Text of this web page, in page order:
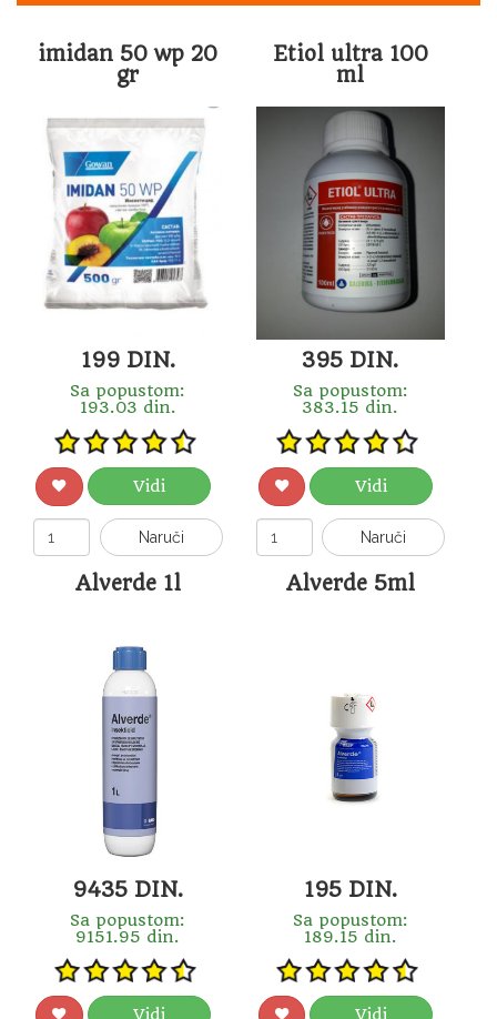
imidan 50 wp 20
gr
199 DIN.
Sa popustom:
193.03 din.
Vidi
Naruči
Etiol ultra 100
ml
395 DIN.
Sa popustom:
383.15 din.
Vidi
Naruči
Alverde 1l
9435 DIN.
Sa popustom:
9151.95 din.
Vidi
Alverde 5ml
195 DIN.
Sa popustom:
189.15 din.
Vidi